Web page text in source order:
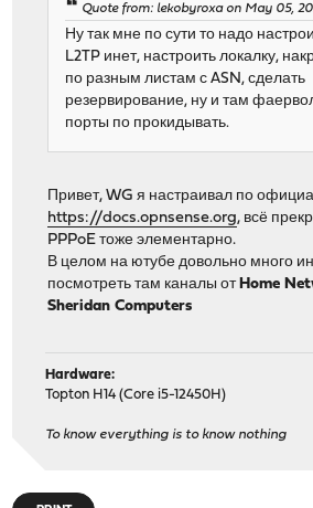
Quote from: lekobyroxa on May 05,
Ну так мне по сути то надо
L2TP инет, настроить локалку,
по разным листам с ASN, сделать
резервирование, ну и там
порты по прокидывать.
Привет, WG я настраивал по
https://docs.opnsense.org, всё
PPPoE тоже элементарно.
В целом на ютубе довольно много
посмотреть там каналы от Home
Sheridan Computers
Hardware:
Topton H14 (Core i5-12450H)
To know everything is to know nothing